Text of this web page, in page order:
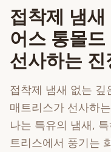
접착제 냄
어스 통몰
선사하는
접착제 냄새 없는 깊
매트리스가 선사하
나는 특유의 냄새,
트리스에서 풍기는